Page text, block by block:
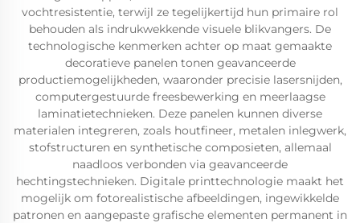
vochtresistentie, terwijl ze tegelijkertijd hun primaire rol
behouden als indrukwekkende visuele blikvangers. De
technologische kenmerken achter op maat gemaakte
decoratieve panelen tonen geavanceerde
productiemogelijkheden, waaronder precisie lasersnijden,
computergestuurde freesbewerking en meerlaagse
laminatietechnieken. Deze panelen kunnen diverse
materialen integreren, zoals houtfineer, metalen inlegwerk,
stofstructuren en synthetische composieten, allemaal
naadloos verbonden via geavanceerde
hechtingstechnieken. Digitale printtechnologie maakt het
mogelijk om fotorealistische afbeeldingen, ingewikkelde
patronen en aangepaste grafische elementen permanent in